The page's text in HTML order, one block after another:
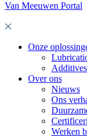
Van Meeuwen Portal
Onze
Additives
Over ons
Nieuws
Ons
Werken